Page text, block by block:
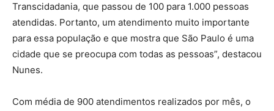
Transcidadania, que passou de 100 para 1.000 pessoas
atendidas. Portanto, um atendimento muito importante
para essa população e que mostra que São Paulo é uma
cidade que se preocupa com todas as pessoas”, destacou
Nunes.
Com média de 900 atendimentos realizados por mês, o